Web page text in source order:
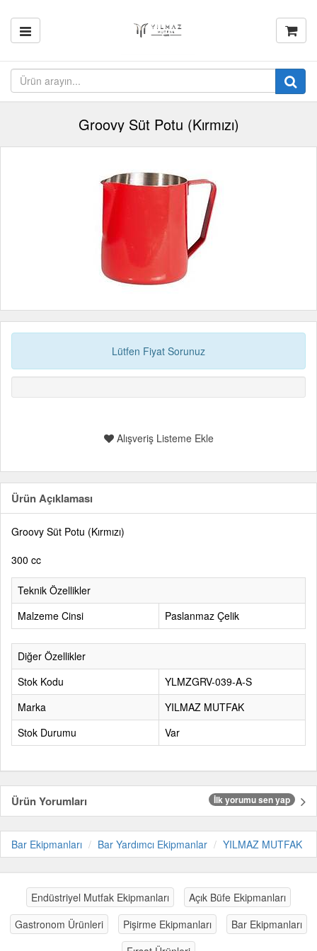
Groovy Süt Potu (Kırmızı)
Lütfen Fiyat Sorunuz
Alışveriş Listeme Ekle
Ürün Açıklaması
Groovy Süt Potu (Kırmızı)
300 cc
Teknik Özellikler
Malzeme Cinsi
Paslanmaz Çelik
Diğer Özellikler
Stok Kodu
YLMZGRV-039-A-S
Marka
YILMAZ MUTFAK
Stok Durumu
Var
Ürün Yorumları İlk yorumu sen yap
Bar Ekipmanları Bar Yardımcı Ekipmanlar YILMAZ MUTFAK
Endüstriyel Mutfak Ekipmanları
Açık Büfe Ekipmanları
Gastronom Ürünleri
Pişirme Ekipmanları
Bar Ekipmanları